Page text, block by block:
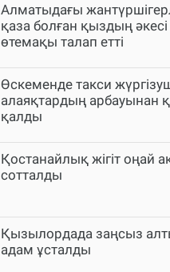
Алматыдағы
қаза болған қыздың
өтемақы талап етті
Өскеменде такси
алаяқтардың арбауынан
қалды
Қостанайлық жігіт оңай
сотталды
Қызылордада заңсыз
адам ұсталды